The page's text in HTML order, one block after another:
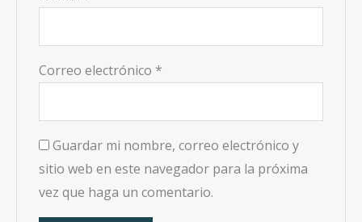
Correo electrónico *
Guardar mi nombre, correo electrónico y
sitio web en este navegador para la próxima
vez que haga un comentario.